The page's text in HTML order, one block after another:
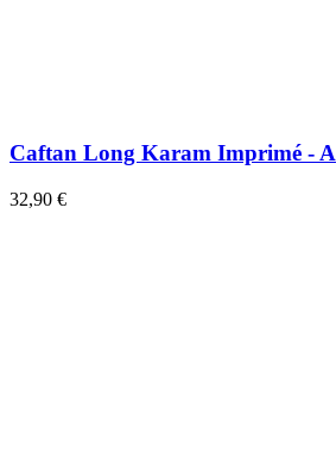
Caftan Long Karam Imprimé - A
32,90 €